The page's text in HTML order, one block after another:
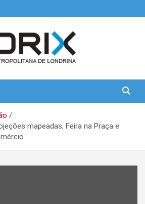
mapeadas, Feira na Praça e